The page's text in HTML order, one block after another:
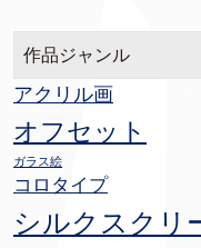
作品ジャンル
アクリル画
オフセット
ガラス絵
コロタイプ
シルクスクリ